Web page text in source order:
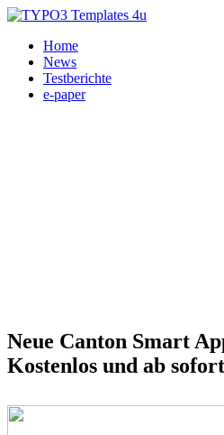
Home
News
Testberichte
e-paper
Neue Canton Smart
Kostenlos und ab